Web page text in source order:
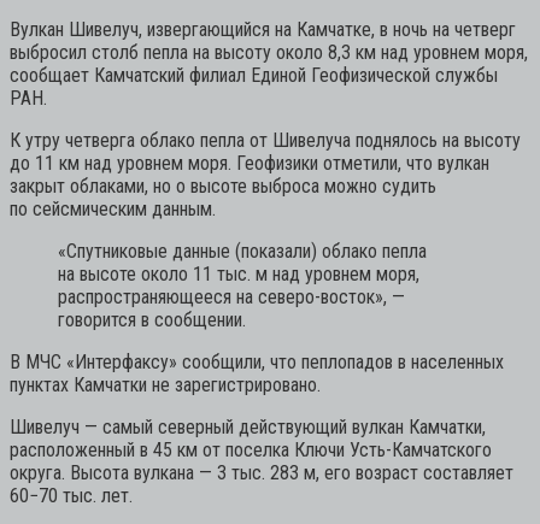
Вулкан Шивелуч, извергающийся на Камчатке, в ночь на четверг
выбросил столб пепла на высоту около 8,3 км над уровнем моря,
сообщает Камчатский филиал Единой Геофизической службы
РАН.
К утру четверга облако пепла от Шивелуча поднялось на высоту
до 11 км над уровнем моря. Геофизики отметили, что вулкан
закрыт облаками, но о высоте выброса можно судить
по сейсмическим данным.
«Спутниковые данные (показали) облако пепла
на высоте около 11 тыс. м над уровнем моря,
распространяющееся на северо-восток», —
говорится в сообщении.
В МЧС «Интерфаксу» сообщили, что пеплопадов в населенных
пунктах Камчатки не зарегистрировано.
Шивелуч — самый северный действующий вулкан Камчатки,
расположенный в 45 км от поселка Ключи Усть-Камчатского
округа. Высота вулкана — 3 тыс. 283 м, его возраст составляет
60−70 тыс. лет.